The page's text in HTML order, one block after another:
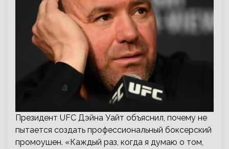
Президент UFC Дэйна Уайт объяснил, почему не
пытается создать профессиональный боксерский
промоушен. «Каждый раз, когда я думаю о том,